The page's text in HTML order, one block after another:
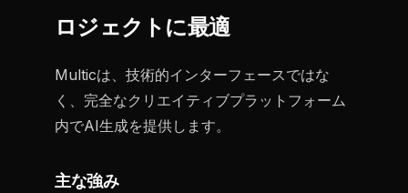
ロジェクトに最適
Multicは、技術的インターフェースではな
く、完全なクリエイティブプラットフォーム
内でAI生成を提供します。
主な強み